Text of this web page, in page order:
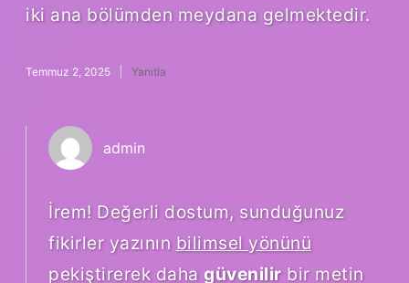
iki ana bölümden meydana gelmektedir.
Temmuz 2, 2025 Yanıtla
admin
İrem! Değerli dostum, sunduğunuz
fikirler yazının bilimsel yönünü
pekiştirerek daha güvenilirbir metin